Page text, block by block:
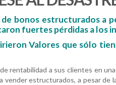
bonos estructurados a
fuertes pérdidas a los
Valores que sólo
rentabilidad a sus clientes en
vender estructurados, a pesar de